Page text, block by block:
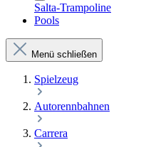
Salta-Trampoline
Pools
Menü schließen
Spielzeug
Autorennbahnen
Carrera